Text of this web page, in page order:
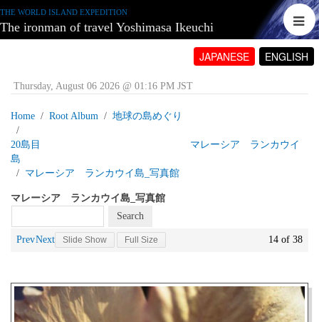
THE WORLD ISLAND EXPEDITION
The ironman of travel Yoshimasa Ikeuchi
JAPANESE ENGLISH
Thursday, August 06 2026 @ 01:16 PM JST
Home Root Album 地球の島めぐり
20島目 マレーシア ランカウイ
島
マレーシア ランカウイ島_写真館
マレーシア ランカウイ島_写真館
PrevNext Slide Show Full Size 14 of 38